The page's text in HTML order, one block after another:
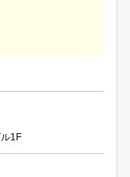
1F